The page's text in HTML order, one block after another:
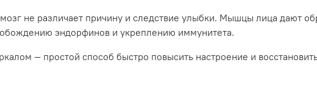
не различает причину и следствие улыбки. Мышцы лица дают
эндорфинов и укреплению иммунитета.
— простой способ быстро повысить настроение и